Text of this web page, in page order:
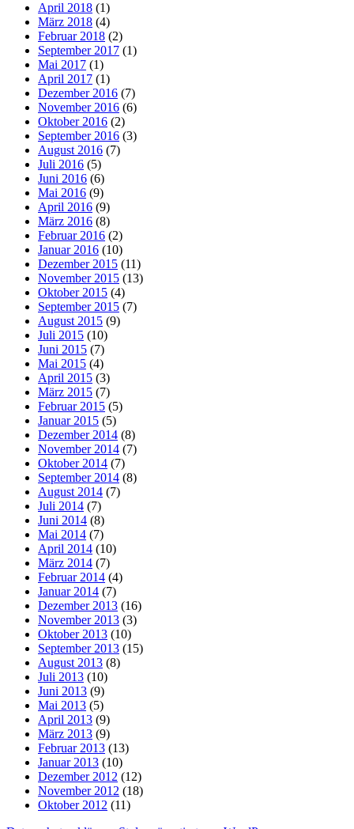
April 2018 (1)
März 2018 (4)
Februar 2018 (2)
September 2017 (1)
Mai 2017 (1)
April 2017 (1)
Dezember 2016 (7)
November 2016 (6)
Oktober 2016 (2)
September 2016 (3)
August 2016 (7)
Juli 2016 (5)
Juni 2016 (6)
Mai 2016 (9)
April 2016 (9)
März 2016 (8)
Februar 2016 (2)
Januar 2016 (10)
Dezember 2015 (11)
November 2015 (13)
Oktober 2015 (4)
September 2015 (7)
August 2015 (9)
Juli 2015 (10)
Juni 2015 (7)
Mai 2015 (4)
April 2015 (3)
März 2015 (7)
Februar 2015 (5)
Januar 2015 (5)
Dezember 2014 (8)
November 2014 (7)
Oktober 2014 (7)
September 2014 (8)
August 2014 (7)
Juli 2014 (7)
Juni 2014 (8)
Mai 2014 (7)
April 2014 (10)
März 2014 (7)
Februar 2014 (4)
Januar 2014 (7)
Dezember 2013 (16)
November 2013 (3)
Oktober 2013 (10)
September 2013 (15)
August 2013 (8)
Juli 2013 (10)
Juni 2013 (9)
Mai 2013 (5)
April 2013 (9)
März 2013 (9)
Februar 2013 (13)
Januar 2013 (10)
Dezember 2012 (12)
November 2012 (18)
Oktober 2012 (11)